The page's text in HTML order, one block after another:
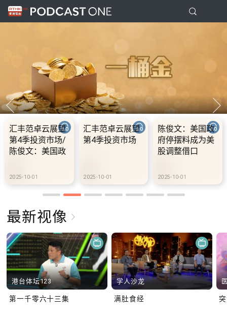
汇丰范卓云展望
第4季投资市场/
陈俊文：美国政
股调整借口
2025-10-01
汇丰范卓云展望
第4季投资市场
2025-10-01
陈俊文：美国政
府停摆料成为美
股调整借口
2025-10-01
最新视像
港台体坛123
第一千零六十三集
学人沙龙
满肚食经